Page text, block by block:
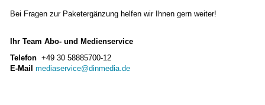
Bei Fragen zur Paketergänzung helfen wir Ihnen gern weiter!
Ihr Team Abo- und Medienservice
Telefon +49 30 58885700-12
E-Mail mediaservice@dinmedia.de